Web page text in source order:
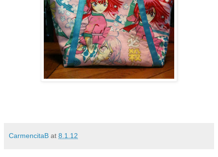
CarmencitaB at 8.1.12